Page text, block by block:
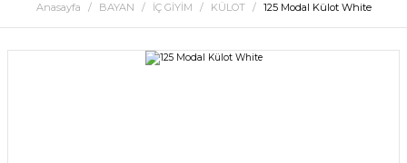
Anasayfa BAYAN İÇ GİYİM KÜLOT 125 Modal Külot White